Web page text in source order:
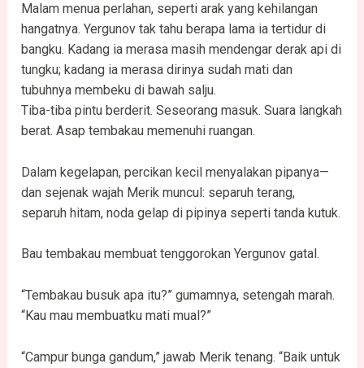
Malam menua perlahan, seperti arak yang kehilangan
hangatnya. Yergunov tak tahu berapa lama ia tertidur di
bangku. Kadang ia merasa masih mendengar derak api di
tungku; kadang ia merasa dirinya sudah mati dan
tubuhnya membeku di bawah salju.
Tiba-tiba pintu berderit. Seseorang masuk. Suara langkah
berat. Asap tembakau memenuhi ruangan.
Dalam kegelapan, percikan kecil menyalakan pipanya—
dan sejenak wajah Merik muncul: separuh terang,
separuh hitam, noda gelap di pipinya seperti tanda kutuk.
Bau tembakau membuat tenggorokan Yergunov gatal.
“Tembakau busuk apa itu?” gumamnya, setengah marah.
“Kau mau membuatku mati mual?”
“Campur bunga gandum,” jawab Merik tenang. “Baik untuk